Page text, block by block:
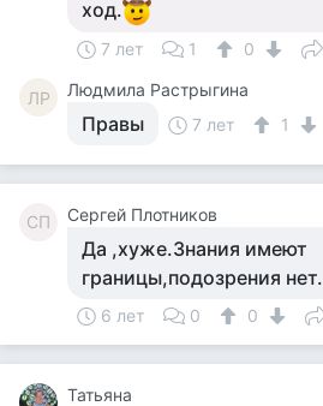
ход.
7 лет 1 0
ЛР Людмила Растрыгина
Правы 7 лет 1
CП Cергей Плотников
Да ,хуже.Знания имеют
границы,подозрения нет.
6 лет 0 0
Татьяна